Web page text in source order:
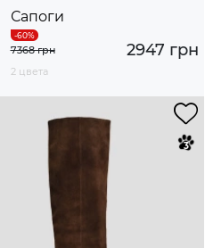
Сапоги
2947 грн
7368 грн
2 цвета